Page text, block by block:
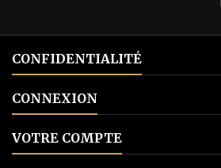
CONFIDENTIALITÉ
CONNEXION
VOTRE COMPTE